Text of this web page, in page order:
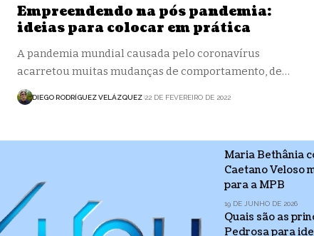
Empreendendo na pós pandemia:
ideias para colocar em prática
A pandemia mundial causada pelo coronavírus
acarretou muitas mudanças de comportamento, de…
DIEGO RODRÍGUEZ VELÁZQUEZ 22 DE FEVEREIRO DE 2022
Maria Bethânia
Caetano Veloso
para a MPB
19 DE JUNHO DE 2026
Quais são as
Pedrosa para